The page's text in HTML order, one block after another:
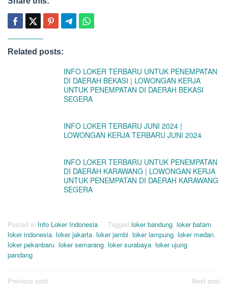
Related posts:
INFO LOKER TERBARU UNTUK PENEMPATAN
DI DAERAH BEKASI | LOWONGAN KERJA
UNTUK PENEMPATAN DI DAERAH BEKASI
SEGERA
INFO LOKER TERBARU JUNI 2024 |
LOWONGAN KERJA TERBARU JUNI 2024
INFO LOKER TERBARU UNTUK PENEMPATAN
DI DAERAH KARAWANG | LOWONGAN KERJA
UNTUK PENEMPATAN DI DAERAH KARAWANG
SEGERA
Posted in Info Loker Indonesia Tagged loker bandung, loker batam,
loker indonesia, loker jakarta, loker jambi, loker lampung, loker medan,
loker pekanbaru, loker semarang, loker surabaya, loker ujung
pandang
Previous post
Next post